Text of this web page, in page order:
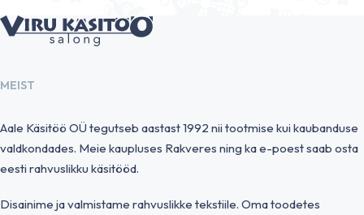
MEIST
Aale Käsitöö OÜ tegutseb aastast 1992 nii tootmise kui kaubanduse
valdkondades. Meie kaupluses Rakveres ning ka e-poest saab osta
eesti rahvuslikku käsitööd.
Disainime ja valmistame rahvuslikke tekstiile. Oma toodetes